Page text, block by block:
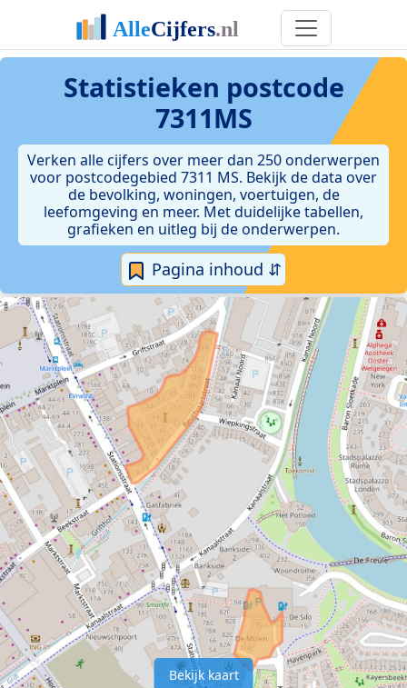
Statistieken postcode
7311MS
Verken alle cijfers over meer dan 250 onderwerpen
voor postcodegebied 7311 MS. Bekijk de data over
de bevolking, woningen, voertuigen, de
leefomgeving en meer. Met duidelijke tabellen,
grafieken en uitleg bij de onderwerpen.
Pagina inhoud ⇵
Bekijk kaart